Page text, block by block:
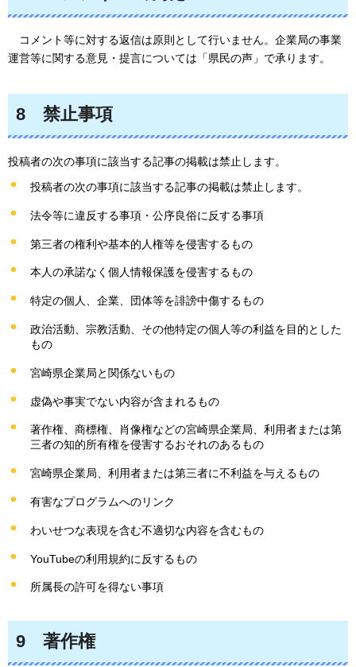
コメント等に対する返信は原則として行いません。企業局の事業
運営等に関する意見・提言については「県民の声」で承ります。
8 禁止事項
投稿者の次の事項に該当する記事の掲載は禁止します。
投稿者の次の事項に該当する記事の掲載は禁止します。
法令等に違反する事項・公序良俗に反する事項
第三者の権利や基本的人権等を侵害するもの
本人の承諾なく個人情報保護を侵害するもの
特定の個人、企業、団体等を誹謗中傷するもの
政治活動、宗教活動、その他特定の個人等の利益を目的とした
もの
宮崎県企業局と関係ないもの
虚偽や事実でない内容が含まれるもの
著作権、商標権、肖像権などの宮崎県企業局、利用者または第
三者の知的所有権を侵害するおそれのあるもの
宮崎県企業局、利用者または第三者に不利益を与えるもの
有害なプログラムへのリンク
わいせつな表現を含む不適切な内容を含むもの
YouTubeの利用規約に反するもの
所属長の許可を得ない事項
9 著作権